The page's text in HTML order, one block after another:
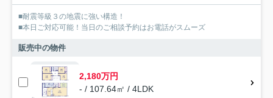
■耐震等級３の地震に強い構造！
■本日ご対応可能！当日のご相談予約はお電話がスムーズ
販売中の物件
2,180万円
- / 107.64㎡ / 4LDK